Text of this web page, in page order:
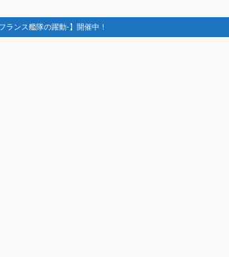
ランス艦隊の躍動-】開催中！